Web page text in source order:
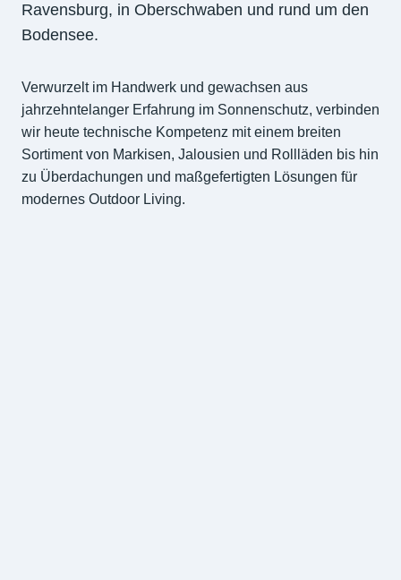
Ravensburg, in Oberschwaben und rund um den
Bodensee.
Verwurzelt im Handwerk und gewachsen aus
jahrzehntelanger Erfahrung im Sonnenschutz, verbinden
wir heute technische Kompetenz mit einem breiten
Sortiment von Markisen, Jalousien und Rollläden bis hin
zu Überdachungen und maßgefertigten Lösungen für
modernes Outdoor Living.